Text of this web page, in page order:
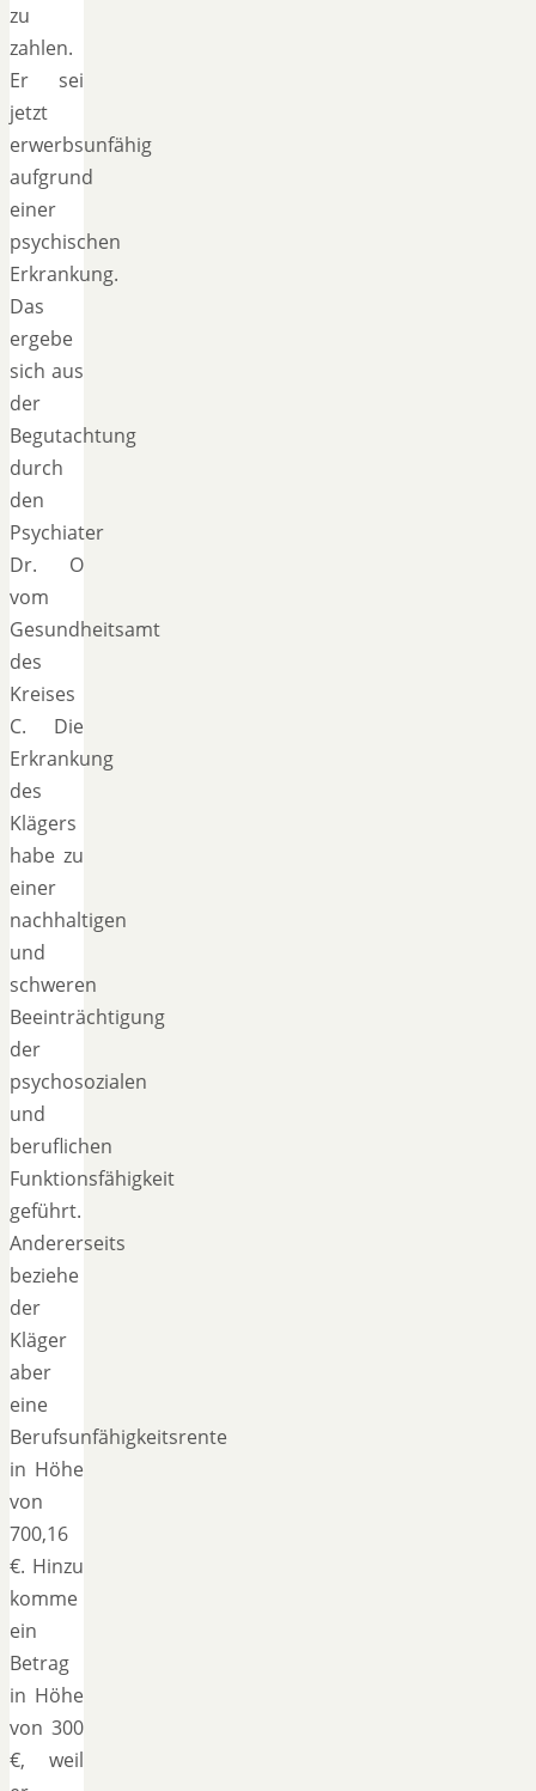
zu
zahlen.
Er sei
jetzt
erwerbsunfähig
aufgrund
einer
psychischen
Erkrankung.
Das
ergebe
sich aus
der
Begutachtung
durch
den
Psychiater
Dr. O
vom
Gesundheitsamt
des
Kreises
C. Die
Erkrankung
des
Klägers
habe zu
einer
nachhaltigen
und
schweren
Beeinträchtigung
der
psychosozialen
und
beruflichen
Funktionsfähigkeit
geführt.
Andererseits
beziehe
der
Kläger
aber
eine
Berufsunfähigkeitsrente
in Höhe
von
700,16
€. Hinzu
komme
ein
Betrag
in Höhe
von 300
€, weil